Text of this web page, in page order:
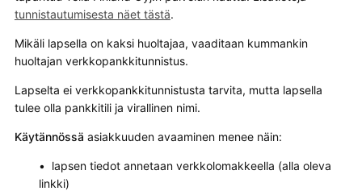
tunnistautumisesta näet tästä.
Mikäli lapsella on kaksi huoltajaa, vaaditaan kummankin
huoltajan verkko­pankki­tunnistus.
Lapselta ei verkko­pankki­tunnistusta tarvita, mutta lapsella
tulee olla pankkitili ja virallinen nimi.
Käytännössä asiakkuuden avaaminen menee näin:
• lapsen tiedot annetaan verkkolomakkeella (alla oleva
linkki)